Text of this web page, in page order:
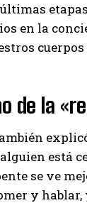
en la
de la
está
se ve
y